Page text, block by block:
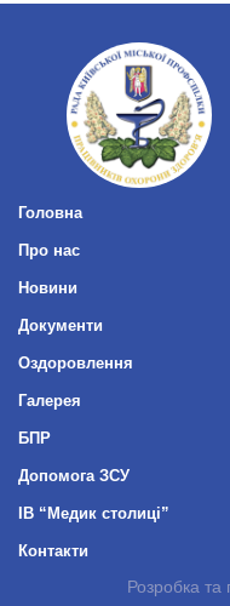
Головна
Про нас
Новини
Документи
Оздоровлення
Галерея
БПР
Допомога ЗСУ
ІВ “Медик столиці”
Контакти
Розробка та